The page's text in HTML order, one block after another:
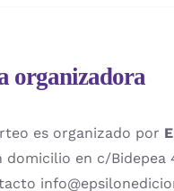
organizadora
es organizado por
domicilio en c/Bidepea